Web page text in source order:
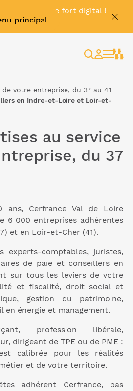
principal
, le coffre fort digital !
🔓
Rechercher
Espace
de votre entreprise, du 37 au 41
en Indre-et-Loire et Loir-et-
au service
du 37
ans, Cerfrance Val de Loire
6 000 entreprises adhérentes
et en Loir-et-Cher (41).
experts-comptables, juristes,
de paie et conseillers en
sur tous les leviers de votre
et fiscalité, droit social et
gestion du patrimoine,
en énergie et management.
profession libérale,
dirigeant de TPE ou de PME :
calibrée pour les réalités
et de votre territoire.
adhérent Cerfrance, pas